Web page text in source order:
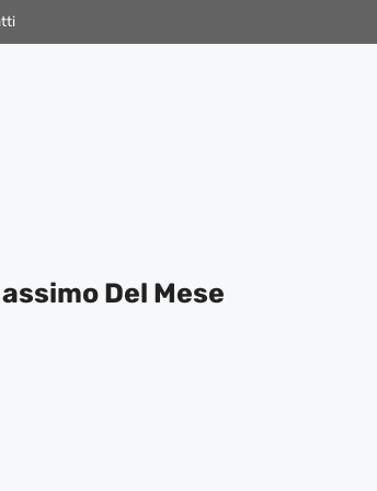
Del Mese